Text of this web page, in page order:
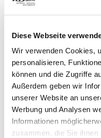
Diese Webseite
Wir verwenden Cookies,
personalisieren,
können und die Zugriffe
Außerdem geben wir
unserer Website an
Werbung und Analysen
Informationen
zusammen, die Sie
activities.
CAMPFINDER
Find your camp without
fill out:
Perimeter